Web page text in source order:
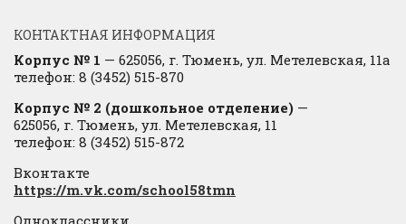
КОНТАКТНАЯ ИНФОРМАЦИЯ
Корпус № 1 — 625056, г. Тюмень, ул. Метелевская, 11а
телефон: 8 (3452) 515-870
Корпус № 2 (дошкольное отделение) —
625056, г. Тюмень, ул. Метелевская, 11
телефон: 8 (3452) 515-872
Вконтакте
https://m.vk.com/school58tmn
Одноклассники